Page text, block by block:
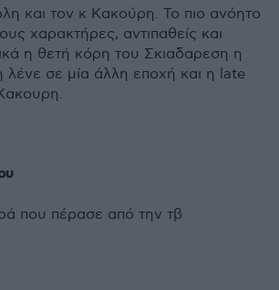
και τον κ Κακούρη. Το πιο ανόητο
χαρακτήρες, αντιπαθείς και
η θετή κόρη του Σκιαδαρεση η
λένε σε μία άλλη εποχή και η late
που πέρασε από την τβ